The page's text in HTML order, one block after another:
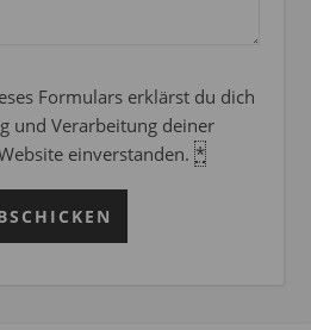
Formulars erklärst du dich
und Verarbeitung deiner
einverstanden. *